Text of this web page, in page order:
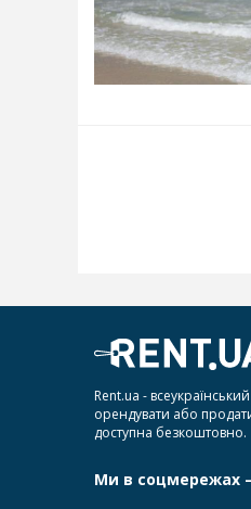
Rent.ua -
орендувати або
доступна безкоштовно.
Ми в